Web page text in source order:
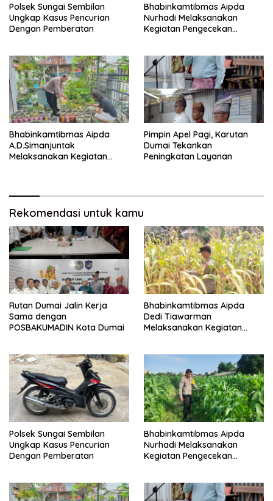
Polsek Sungai Sembilan
Ungkap Kasus Pencurian
Dengan Pemberatan
Bhabinkamtibmas Aipda
Nurhadi Melaksanakan
Kegiatan Pengecekan
Jagung Pipil
Bhabinkamtibmas Aipda
A.D.Simanjuntak
Melaksanakan Kegiatan
Pimpin Apel Pagi, Karutan
Dumai Tekankan
Peningkatan Layanan
Rekomendasi untuk kamu
Rutan Dumai Jalin Kerja
Sama dengan
POSBAKUMADIN Kota Dumai
Bhabinkamtibmas Aipda
Dedi Tiawarman
Melaksanakan Kegiatan
Polsek Sungai Sembilan
Ungkap Kasus Pencurian
Dengan Pemberatan
Bhabinkamtibmas Aipda
Nurhadi Melaksanakan
Kegiatan Pengecekan
Jagung Pipil